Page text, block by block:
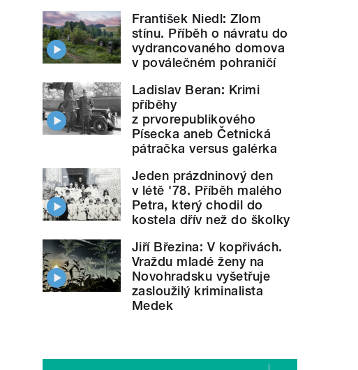
František Niedl: Zlom
stínu. Příběh o návratu do
vydrancovaného domova
v poválečném pohraničí
Ladislav Beran: Krimi
příběhy
z prvorepublikového
Písecka aneb Četnická
pátračka versus galérka
Jeden prázdninový den
v létě '78. Příběh malého
Petra, který chodil do
kostela dřív než do školky
Jiří Březina: V kopřivách.
Vraždu mladé ženy na
Novohradsku vyšetřuje
zasloužilý kriminalista
Medek